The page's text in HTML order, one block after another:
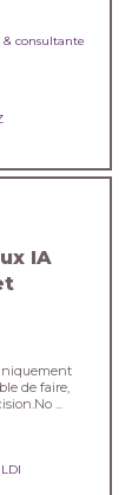
& consultante
IA
de faire,
...